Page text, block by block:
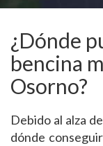
¿Dónde
bencina
Osorno?
Debido al alza
dónde